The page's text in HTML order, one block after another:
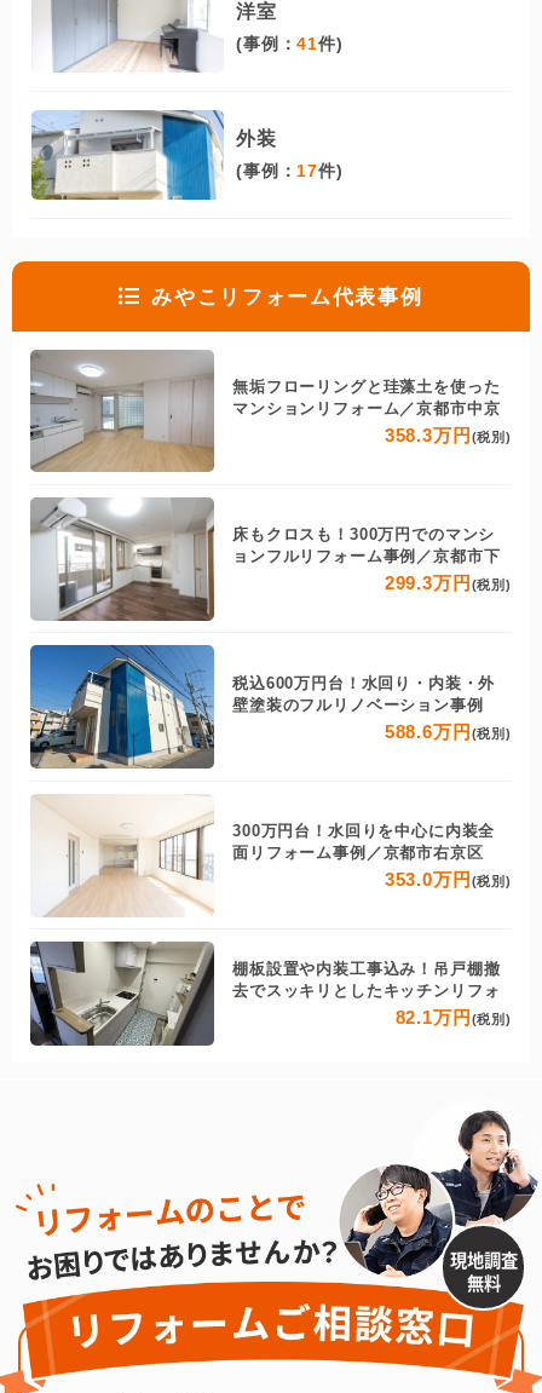
洋室
(事例：41件)
外装
(事例：17件)
みやこリフォーム代表事例
無垢フローリングと珪藻土を使った
マンションリフォーム／京都市中京
358.3万円 (税別)
床もクロスも！300万円でのマンシ
ョンフルリフォーム事例／京都市下
299.3万円 (税別)
税込600万円台！水回り・内装・外
壁塗装のフルリノベーション事例
588.6万円 (税別)
300万円台！水回りを中心に内装全
面リフォーム事例／京都市右京区
353.0万円 (税別)
棚板設置や内装工事込み！吊戸棚撤
去でスッキリとしたキッチンリフォ
82.1万円 (税別)
現地調査
無料